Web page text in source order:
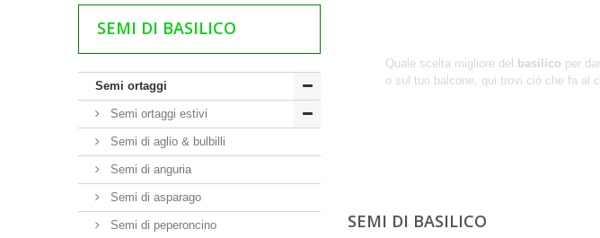
SEMI DI BASILICO
Semi ortaggi
Semi ortaggi estivi
Semi di aglio & bulbilli
Semi di anguria
Semi di asparago
Semi di peperoncino
Quale scelta migliore del basilico per
o sul tuo balcone, qui trovi ciò che fa al
SEMI DI BASILICO